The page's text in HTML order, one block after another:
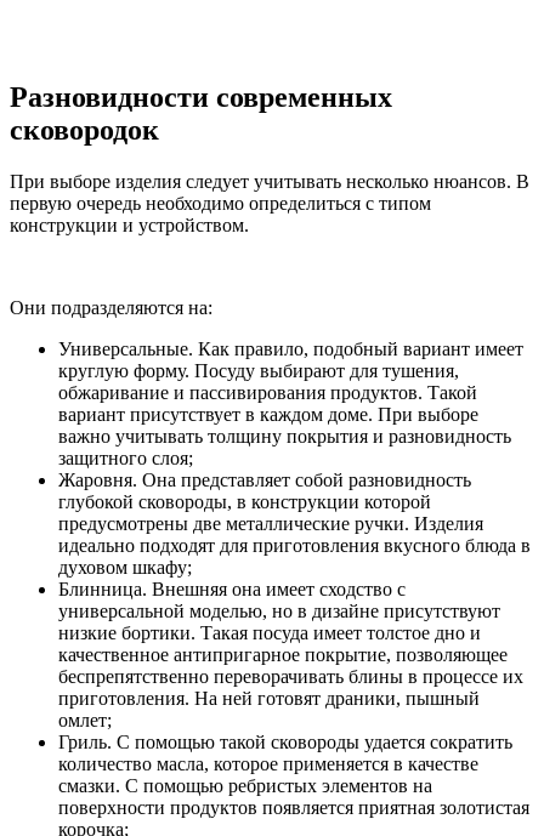
Разновидности современных
сковородок
При выборе изделия следует учитывать несколько нюансов. В
первую очередь необходимо определиться с типом
конструкции и устройством.
Они подразделяются на:
Универсальные. Как правило, подобный вариант имеет
круглую форму. Посуду выбирают для тушения,
обжаривание и пассивирования продуктов. Такой
вариант присутствует в каждом доме. При выборе
важно учитывать толщину покрытия и разновидность
защитного слоя;
Жаровня. Она представляет собой разновидность
глубокой сковороды, в конструкции которой
предусмотрены две металлические ручки. Изделия
идеально подходят для приготовления вкусного блюда в
духовом шкафу;
Блинница. Внешняя она имеет сходство с
универсальной моделью, но в дизайне присутствуют
низкие бортики. Такая посуда имеет толстое дно и
качественное антипригарное покрытие, позволяющее
беспрепятственно переворачивать блины в процессе их
приготовления. На ней готовят драники, пышный
омлет;
Гриль. С помощью такой сковороды удается сократить
количество масла, которое применяется в качестве
смазки. С помощью ребристых элементов на
поверхности продуктов появляется приятная золотистая
корочка;